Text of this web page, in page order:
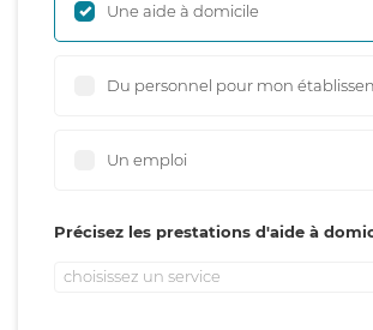
Une aide à domicile
Du personnel pour mon
Un emploi
Précisez les prestations d'aide à
choisissez un service